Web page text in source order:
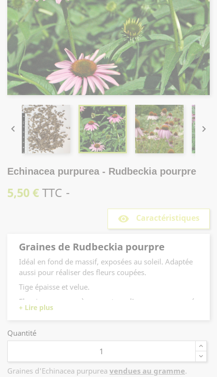
 
Echinacea purpurea - Rudbeckia pourpre
5,50 €TTC
remove_red_eye Caractéristiques
Graines de Rudbeckia pourpre
Idéal en fond de massif, exposées au soleil. Adaptée
aussi pour réaliser des fleurs coupées.
Tige épaisse et velue.
Floraison pourpre à rose autour d'un cœur composé
de fleurs tubulées, de juin à septembre.
Quantité
Graines d'Echinacea purpurea vendues au gramme.